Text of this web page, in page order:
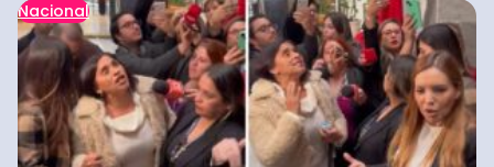
Nacional